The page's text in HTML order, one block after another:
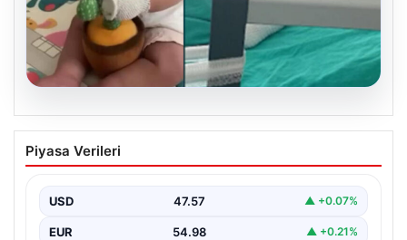
Domates konservesi bomba gibi patladı,
9 aylık bebeğin vücudu yandı
Piyasa Verileri
USD 47.57 ▲ +0.07%
EUR 54.98 ▲ +0.21%